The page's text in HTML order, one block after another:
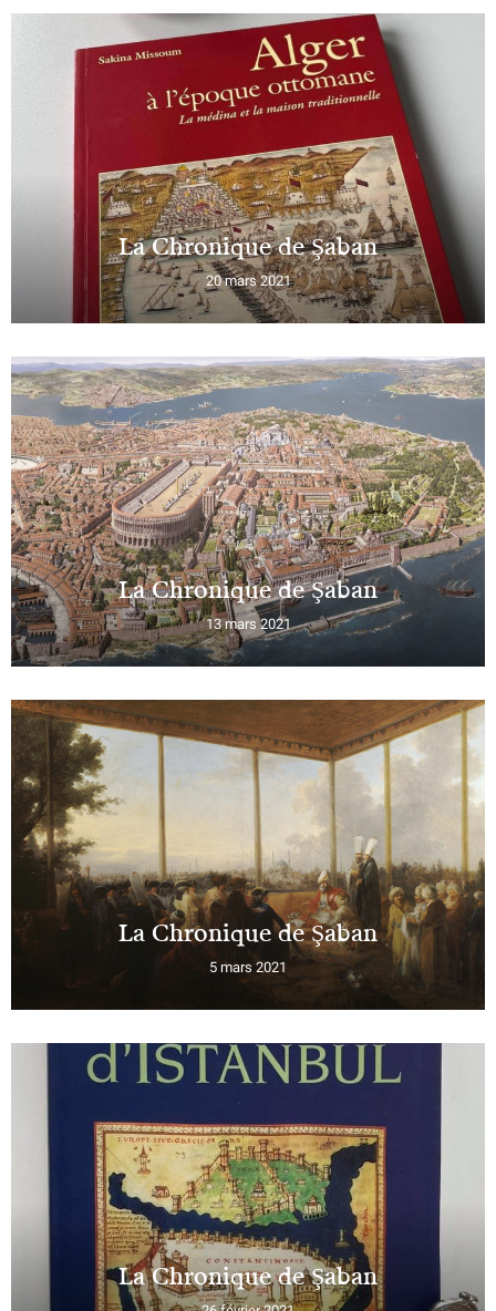
La Chronique de Şaban
20 mars 2021
La Chronique de Şaban
13 mars 2021
La Chronique de Şaban
5 mars 2021
La Chronique de Şaban